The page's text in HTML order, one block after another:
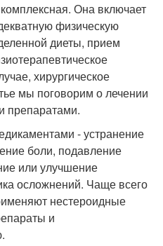
Она включает
физическую
диеты, прием
хирургическое
мы поговорим о лечении
препаратами.
- устранение
боли, подавление
или улучшение
осложнений. Чаще всего
нестероидные
и